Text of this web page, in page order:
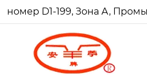
номер D1-199, Зона А,